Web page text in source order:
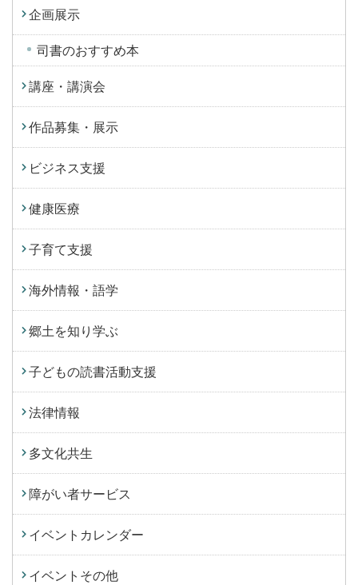
企画展示
司書のおすすめ本
講座・講演会
作品募集・展示
ビジネス支援
健康医療
子育て支援
海外情報・語学
郷土を知り学ぶ
子どもの読書活動支援
法律情報
多文化共生
障がい者サービス
イベントカレンダー
イベントその他